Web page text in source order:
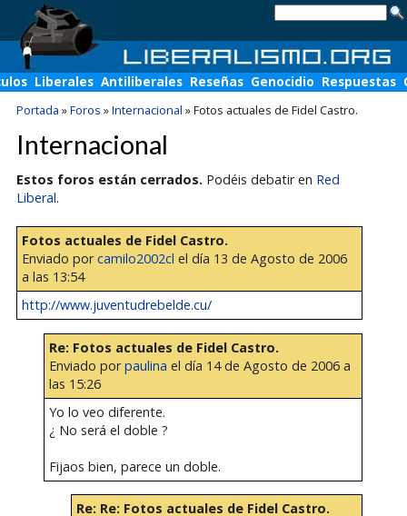
Liberales Antiliberales Reseñas Genocidio Respuestas
Portada »Foros »Internacional »Fotos actuales de Fidel Castro.
Internacional
Estos foros están cerrados. Podéis debatir en Red
Liberal.
Fotos actuales de Fidel Castro.
Enviado porcamilo2002cl el día 13 de Agosto de 2006
a las 13:54
http://www.juventudrebelde.cu/
Re: Fotos actuales de Fidel Castro.
Enviado porpaulina el día 14 de Agosto de 2006 a
las 15:26
Yo lo veo diferente.
¿ No será el doble ?
Fijaos bien, parece un doble.
Re: Re: Fotos actuales de Fidel Castro.